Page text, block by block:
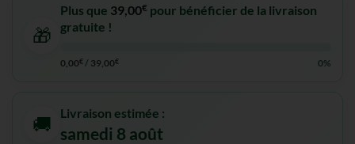
🎁
Plus que 39,00€ pour bénéficier de la livraison
gratuite !
0,00€ / 39,00€ 0%
🚚 Livraison estimée :
samedi 8 août